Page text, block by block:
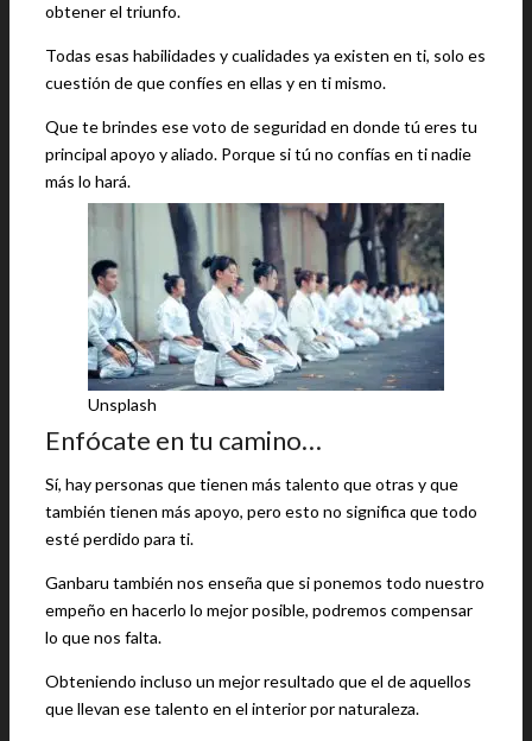
obtener el triunfo.
Todas esas habilidades y cualidades ya existen en ti, solo es
cuestión de que confíes en ellas y en ti mismo.
Que te brindes ese voto de seguridad en donde tú eres tu
principal apoyo y aliado. Porque si tú no confías en ti nadie
más lo hará.
Unsplash
Enfócate en tu camino…
Sí, hay personas que tienen más talento que otras y que
también tienen más apoyo, pero esto no significa que todo
esté perdido para ti.
Ganbaru también nos enseña que si ponemos todo nuestro
empeño en hacerlo lo mejor posible, podremos compensar
lo que nos falta.
Obteniendo incluso un mejor resultado que el de aquellos
que llevan ese talento en el interior por naturaleza.